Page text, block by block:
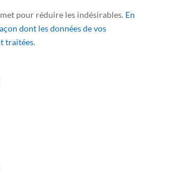
pour réduire les indésirables. En
dont les données de vos
traitées.